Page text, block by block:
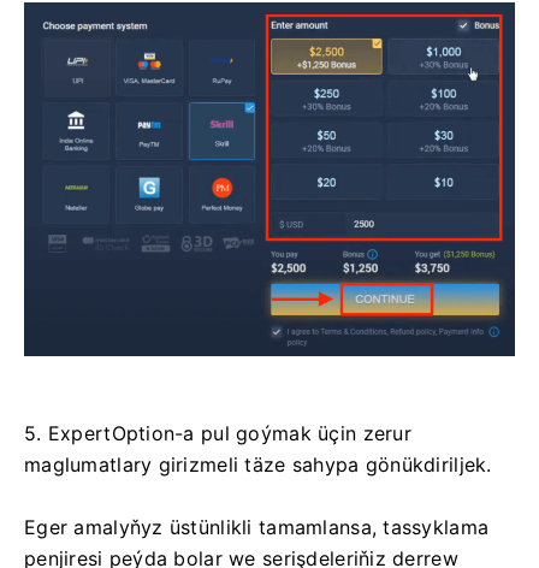
5. ExpertOption-a pul goýmak üçin zerur
maglumatlary girizmeli täze sahypa gönükdiriljek.
Eger amalyňyz üstünlikli tamamlansa, tassyklama
penjiresi peýda bolar we serişdeleriňiz derrew